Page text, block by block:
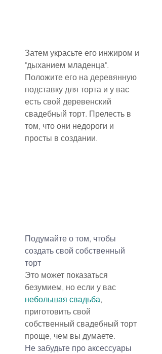
Затем украсьте его инжиром и
"дыханием младенца".
Положите его на деревянную
подставку для торта и у вас
есть свой деревенский
свадебный торт. Прелесть в
том, что они недороги и
просты в создании.
Подумайте о том, чтобы
создать свой собственный
торт
Это может показаться
безумием, но если у вас
небольшая свадьба,
приготовить свой
собственный свадебный торт
проще, чем вы думаете.
Не забудьте про аксессуары